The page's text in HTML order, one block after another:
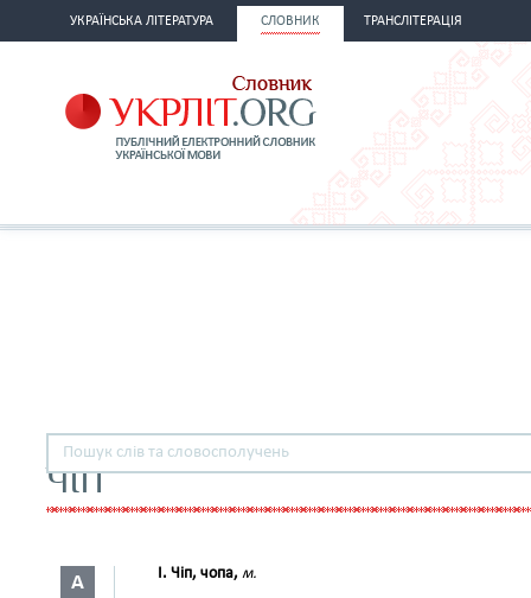
УКРАЇНСЬКА ЛІТЕРАТУРА СЛОВНИК ТРАНСЛІТЕРАЦІЯ
ЧІП
А I. Чіп, чопа, м.